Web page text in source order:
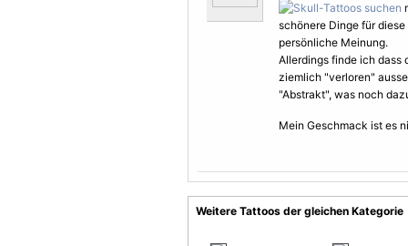
schönere Dinge für
persönliche Meinung.
Allerdings finde ich dass
ziemlich "verloren"
"Abstrakt", was noch
Mein Geschmack ist es
Weitere Tattoos der gleichen Kategorie